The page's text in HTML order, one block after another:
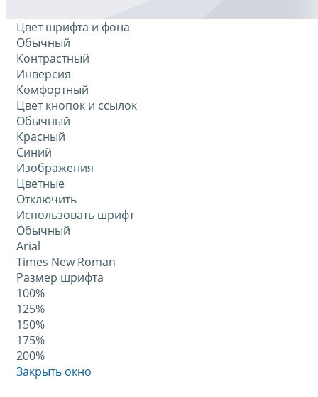
Цвет шрифта и фона
Обычный
Контрастный
Инверсия
Комфортный
Цвет кнопок и ссылок
Обычный
Красный
Синий
Изображения
Цветные
Отключить
Использовать шрифт
Обычный
Arial
Times New Roman
Размер шрифта
100%
125%
150%
175%
200%
Закрыть окно